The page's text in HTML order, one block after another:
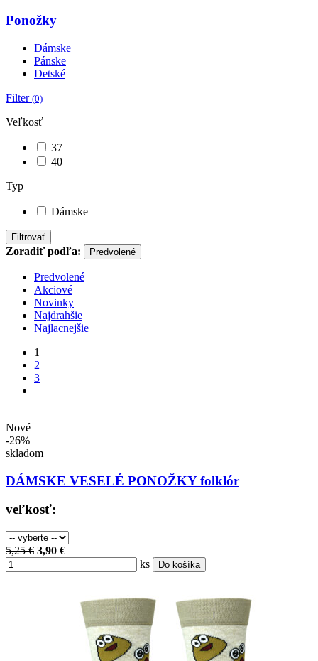
Ponožky
Dámske
Pánske
Detské
Filter (0)
Veľkosť
37
40
Typ
Dámske
Filtrovať
Zoradiť podľa: Predvolené
Predvolené
Akciové
Novinky
Najdrahšie
Najlacnejšie
1
2
3
Nové
-26%
skladom
DÁMSKE VESELÉ PONOŽKY folklór
veľkosť:
5,25 € 3,90 €
ks
Do košíka